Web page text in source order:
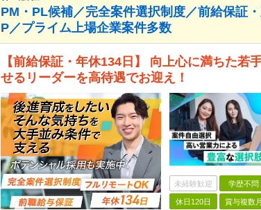
PM・PL候補／完全案件選択制度／前給保証
P／プライム上場企業案件多数
【前給保証・年休134日】 向上心に満ちた若
せるリーダーを高待遇でお迎え！
未経験歓迎 学歴不問
休日120日 賞与複数月